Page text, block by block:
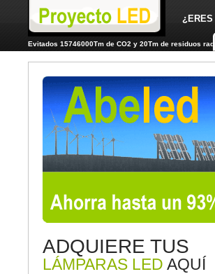
Evitados 15746000Tm de CO2 y 20Tm de residuos
ADQUIERE TUS
LÁMPARAS LED AQUÍ